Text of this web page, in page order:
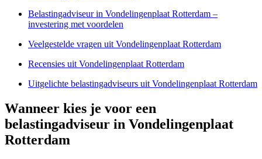
Belastingadviseur in Vondelingenplaat Rotterdam –
investering met voordelen
Veelgestelde vragen uit Vondelingenplaat Rotterdam
Recensies uit Vondelingenplaat Rotterdam
Uitgelichte belastingadviseurs uit Vondelingenplaat Rotterdam
Wanneer kies je voor een
belastingadviseur in Vondelingenplaat
Rotterdam